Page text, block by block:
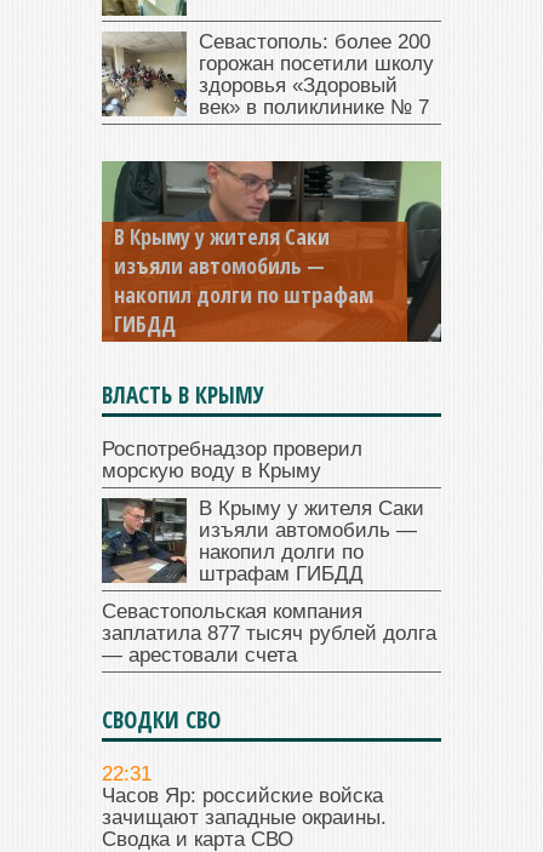
Севастополь: более 200
горожан посетили школу
здоровья «Здоровый
век» в поликлинике № 7
В Крыму у жителя Саки
изъяли автомобиль —
накопил долги по штрафам
ГИБДД
ВЛАСТЬ В КРЫМУ
Роспотребнадзор проверил
морскую воду в Крыму
В Крыму у жителя Саки
изъяли автомобиль —
накопил долги по
штрафам ГИБДД
Севастопольская компания
заплатила 877 тысяч рублей долга
— арестовали счета
СВОДКИ СВО
22:31
Часов Яр: российские войска
зачищают западные окраины.
Сводка и карта СВО